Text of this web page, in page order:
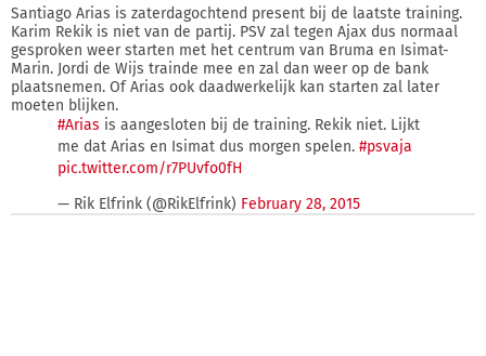
Santiago Arias is zaterdagochtend present bij de laatste training.
Karim Rekik is niet van de partij. PSV zal tegen Ajax dus normaal
gesproken weer starten met het centrum van Bruma en Isimat-
Marin. Jordi de Wijs trainde mee en zal dan weer op de bank
plaatsnemen. Of Arias ook daadwerkelijk kan starten zal later
moeten blijken.
#Arias is aangesloten bij de training. Rekik niet. Lijkt
me dat Arias en Isimat dus morgen spelen. #psvaja
pic.twitter.com/r7PUvfo0fH
— Rik Elfrink (@RikElfrink) February 28, 2015